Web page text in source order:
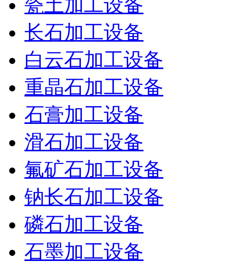
瓷土加工设备
长石加工设备
白云石加工设备
重晶石加工设备
石膏加工设备
滑石加工设备
氟矿石加工设备
钠长石加工设备
磷石加工设备
石墨加工设备